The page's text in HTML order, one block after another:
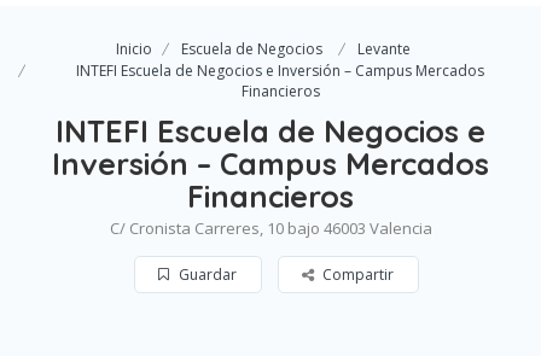
Inicio Escuela de Negocios
Levante
INTEFI Escuela de Negocios e Inversión – Campus Mercados
Financieros
INTEFI Escuela de Negocios e
Inversión – Campus Mercados
Financieros
C/ Cronista Carreres, 10 bajo 46003 Valencia
Guardar Compartir